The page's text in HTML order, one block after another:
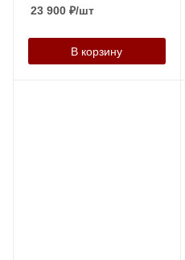
23 900 ₽/шт
В корзину